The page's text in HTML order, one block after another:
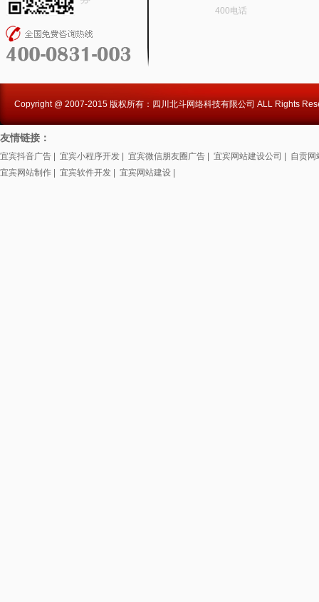
400电话
Copyright @ 2007-2015 版权所有：四川北斗网络科技有限公司 ALL Rights
友情链接：
宜宾抖音广告 宜宾小程序开发 宜宾微信朋友圈广告 宜宾网站建设公司
自贡网
宜宾网站制作
宜宾软件开发 宜宾网站建设